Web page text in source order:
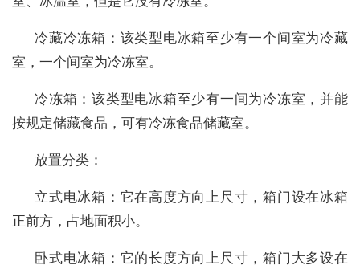
冷藏冷冻箱：该类型电冰箱至少有一个间室为冷藏
室，一个间室为冷冻室。
冷冻箱：该类型电冰箱至少有一间为冷冻室，并能
按规定储藏食品，可有冷冻食品储藏室。
放置分类：
立式电冰箱：它在高度方向上尺寸，箱门设在冰箱
正前方，占地面积小。
卧式电冰箱：它的长度方向上尺寸，箱门大多设在